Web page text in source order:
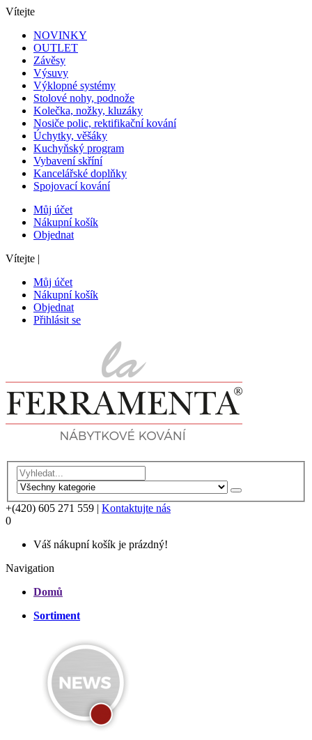
Vítejte
NOVINKY
OUTLET
Závěsy
Výsuvy
Výklopné systémy
Stolové nohy, podnože
Kolečka, nožky, kluzáky
Nosiče polic, rektifikační kování
Úchytky, věšáky
Kuchyňský program
Vybavení skříní
Kancelářské doplňky
Spojovací kování
Můj účet
Nákupní košík
Objednat
Vítejte |
Můj účet
Nákupní košík
Objednat
Přihlásit se
+(420) 605 271 559
Kontaktujte nás
0
Váš nákupní košík je prázdný!
Navigation
Domů
Sortiment